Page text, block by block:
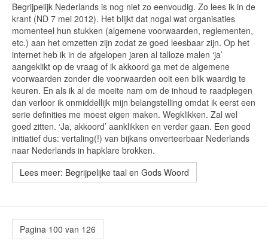
Begrijpelijk Nederlands is nog niet zo eenvoudig. Zo lees ik in de
krant (ND 7 mei 2012). Het blijkt dat nogal wat organisaties
momenteel hun stukken (algemene voorwaarden, reglementen,
etc.) aan het omzetten zijn zodat ze goed leesbaar zijn. Op het
internet heb ik in de afgelopen jaren al talloze malen ‘ja’
aangeklikt op de vraag of ik akkoord ga met de algemene
voorwaarden zonder die voorwaarden ooit een blik waardig te
keuren. En als ik al de moeite nam om de inhoud te raadplegen
dan verloor ik onmiddellijk mijn belangstelling omdat ik eerst een
serie definities me moest eigen maken. Wegklikken. Zal wel
goed zitten. ‘Ja, akkoord’ aanklikken en verder gaan. Een goed
initiatief dus: vertaling(!) van bijkans onverteerbaar Nederlands
naar Nederlands in hapklare brokken.
Lees meer: Begrijpelijke taal en Gods Woord
Pagina 100 van 126